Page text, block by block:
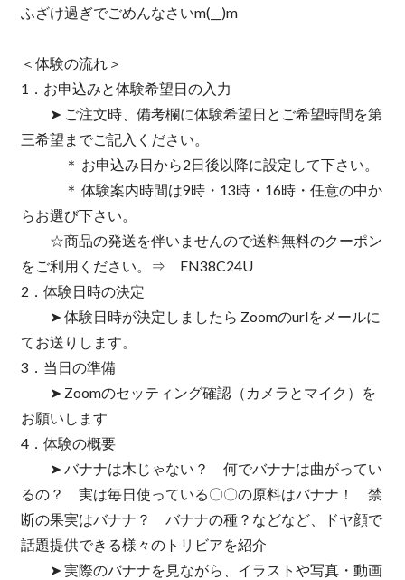
ふざけ過ぎでごめんなさいm(__)m
＜体験の流れ＞
1．お申込みと体験希望日の入力
➤ ご注文時、備考欄に体験希望日とご希望時間を第
三希望までご記入ください。
＊ お申込み日から2日後以降に設定して下さい。
＊ 体験案内時間は9時・13時・16時・任意の中か
らお選び下さい。
☆商品の発送を伴いませんので送料無料のクーポン
をご利用ください。⇒ EN38C24U
2．体験日時の決定
➤ 体験日時が決定しましたら Zoomのurlをメールに
てお送りします。
3．当日の準備
➤ Zoomのセッティング確認（カメラとマイク）を
お願いします
4．体験の概要
➤ バナナは木じゃない？ 何でバナナは曲がってい
るの？ 実は毎日使っている〇〇の原料はバナナ！ 禁
断の果実はバナナ？ バナナの種？などなど、ドヤ顔で
話題提供できる様々のトリビアを紹介
➤ 実際のバナナを見ながら、イラストや写真・動画